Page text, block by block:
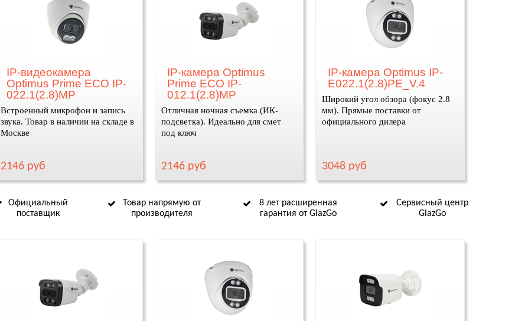
IP-видеокамера
Optimus Prime ECO IP-
022.1(2.8)MP
Встроенный микрофон и запись
звука. Товар в наличии на складе в
Москве
2146 руб
IP-камера Optimus
Prime ECO IP-
012.1(2.8)MP
Отличная ночная съемка (ИК-
подсветка). Идеально для смет
под ключ
2146 руб
IP-камера Optimus IP-
E022.1(2.8)PE_V.4
Широкий угол обзора (фокус 2.8
мм). Прямые поставки от
официального дилера
3048 руб
Официальный
поставщик
Товар напрямую от
производителя
8 лет расширенная
гарантия от GlazGo
Сервисный центр
GlazGo